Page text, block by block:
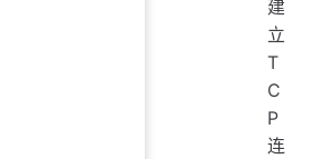
建
立
T
C
P
连